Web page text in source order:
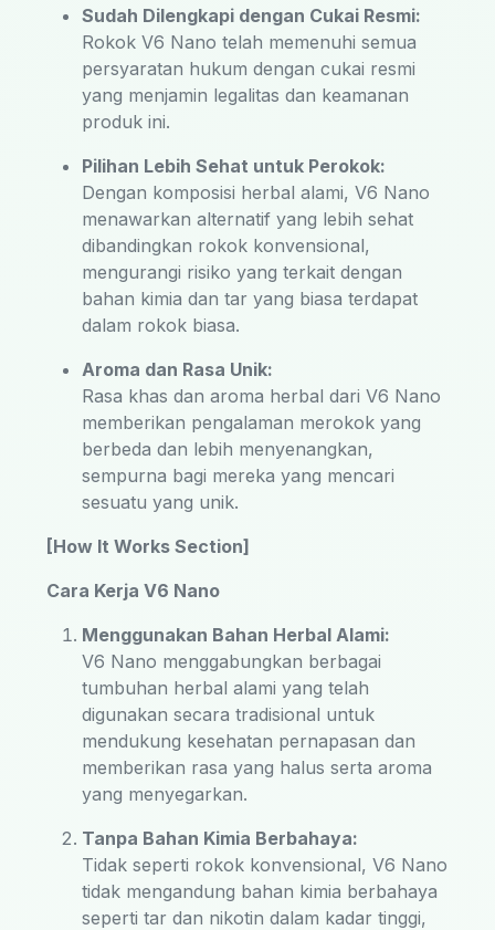
Sudah Dilengkapi dengan Cukai Resmi:
Rokok V6 Nano telah memenuhi semua
persyaratan hukum dengan cukai resmi
yang menjamin legalitas dan keamanan
produk ini.
Pilihan Lebih Sehat untuk Perokok:
Dengan komposisi herbal alami, V6 Nano
menawarkan alternatif yang lebih sehat
dibandingkan rokok konvensional,
mengurangi risiko yang terkait dengan
bahan kimia dan tar yang biasa terdapat
dalam rokok biasa.
Aroma dan Rasa Unik:
Rasa khas dan aroma herbal dari V6 Nano
memberikan pengalaman merokok yang
berbeda dan lebih menyenangkan,
sempurna bagi mereka yang mencari
sesuatu yang unik.
[How It Works Section]
Cara Kerja V6 Nano
Menggunakan Bahan Herbal Alami:
V6 Nano menggabungkan berbagai
tumbuhan herbal alami yang telah
digunakan secara tradisional untuk
mendukung kesehatan pernapasan dan
memberikan rasa yang halus serta aroma
yang menyegarkan.
Tanpa Bahan Kimia Berbahaya:
Tidak seperti rokok konvensional, V6 Nano
tidak mengandung bahan kimia berbahaya
seperti tar dan nikotin dalam kadar tinggi,